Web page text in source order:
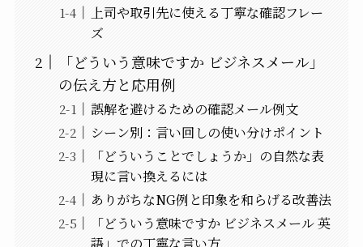
上司や取引先に使える丁寧な確認フレー
ズ
「どういう意味ですか ビジネスメール」
の伝え方と応用例
誤解を避けるための確認メール例文
シーン別：言い回しの使い分けポイント
「どういうことでしょうか」の自然な表
現に言い換えるには
ありがちなNG例と印象を和らげる改善法
「どういう意味ですか ビジネスメール 英